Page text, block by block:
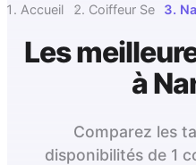
Accueil Coiffeur Se
Les
à
Comparez les
disponibilités de 1